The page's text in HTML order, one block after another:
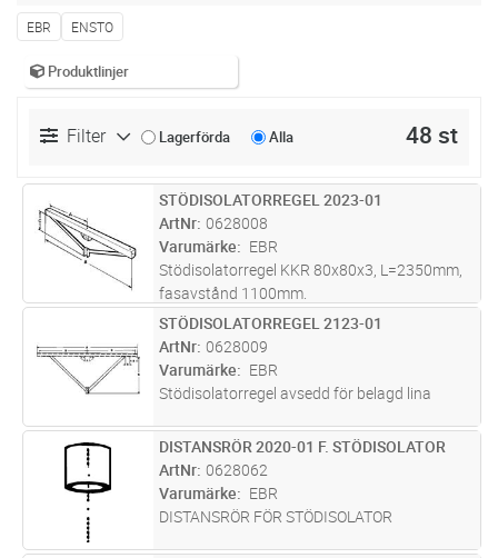
EBR ENSTO
Produktlinjer
Filter Lagerförda Alla 48 st
ST Lägg i kundvagn
STÖDISOLATORREGEL 2023-01
ArtNr 0628008
Varumärke
EBR
Stödisolatorregel KKR 80x80x3, L=2350mm,
fasavstånd 1100mm.
ST Lägg i kundvagn
STÖDISOLATORREGEL 2123-01
ArtNr 0628009
Varumärke
EBR
Stödisolatorregel avsedd för belagd lina
ST Lägg i kundvagn
DISTANSRÖR 2020-01 F. STÖDISOLATOR
ArtNr 0628062
Varumärke
EBR
DISTANSRÖR FÖR STÖDISOLATOR